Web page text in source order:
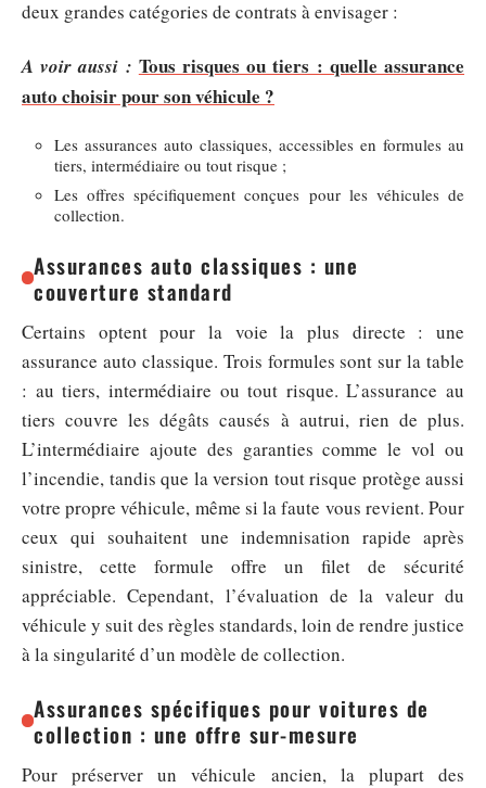
deux grandes catégories de contrats à envisager :
A voir aussi : Tous risques ou tiers : quelle assurance
auto choisir pour son véhicule ?
Les assurances auto classiques, accessibles en formules au
tiers, intermédiaire ou tout risque ;
Les offres spécifiquement conçues pour les véhicules de
collection.
Assurances auto classiques : une
couverture standard
Certains optent pour la voie la plus directe : une
assurance auto classique. Trois formules sont sur la table
: au tiers, intermédiaire ou tout risque. L’assurance au
tiers couvre les dégâts causés à autrui, rien de plus.
L’intermédiaire ajoute des garanties comme le vol ou
l’incendie, tandis que la version tout risque protège aussi
votre propre véhicule, même si la faute vous revient. Pour
ceux qui souhaitent une indemnisation rapide après
sinistre, cette formule offre un filet de sécurité
appréciable. Cependant, l’évaluation de la valeur du
véhicule y suit des règles standards, loin de rendre justice
à la singularité d’un modèle de collection.
Assurances spécifiques pour voitures de
collection : une offre sur-mesure
Pour préserver un véhicule ancien, la plupart des